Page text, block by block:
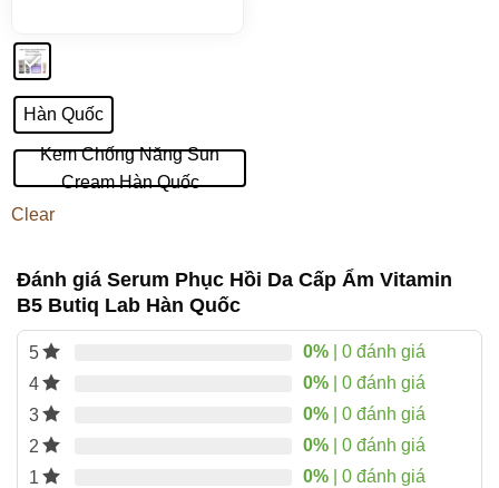
Hàn Quốc
Kem Chống Năng Sun
Cream Hàn Quốc
Clear
Đánh giá Serum Phục Hồi Da Cấp Ẩm Vitamin
B5 Butiq Lab Hàn Quốc
5 0% | 0 đánh giá
4
0% | 0 đánh giá
3
0% | 0 đánh giá
2
0% | 0 đánh giá
1
0% | 0 đánh giá